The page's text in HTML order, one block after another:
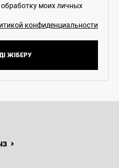
обработку моих личных
конфиденциальности
ЖІБЕРУ